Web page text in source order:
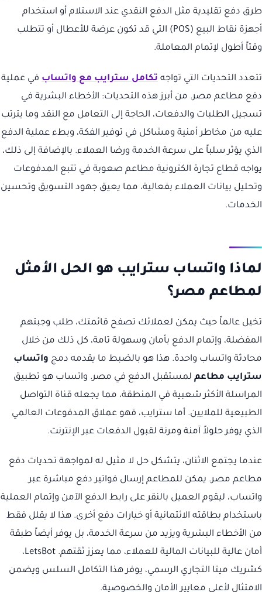
طرق دفع تقليدية مثل الدفع النقدي عند الاستلام أو استخدام
أجهزة نقاط البيع (POS) التي قد تكون عرضة للأعطال أو تتطلب
وقتاً أطول لإتمام المعاملة.
تتعدد التحديات التي تواجه تكامل سترايب مع واتساب في عملية
دفع مطاعم مصر. من أبرز هذه التحديات: الأخطاء البشرية في
تسجيل الطلبات والدفعات، الحاجة إلى التعامل مع النقد وما يترتب
عليه من مخاطر أمنية ومشاكل في توفير الفكة، وبطء عملية الدفع
الذي يؤثر سلباً على سرعة الخدمة ورضا العملاء. بالإضافة إلى ذلك،
يواجه قطاع تجارة الكترونية مطاعم صعوبة في تتبع المدفوعات
وتحليل بيانات العملاء بفعالية، مما يعيق جهود التسويق وتحسين
الخدمات.
لماذا واتساب سترايب هو الحل الأمثل
لمطاعم مصر؟
تخيل عالماً حيث يمكن لعملائك تصفح قائمتك، طلب وجبتهم
المفضلة، وإتمام الدفع بأمان وسهولة تامة، كل ذلك من خلال
محادثة واتساب واحدة. هذا هو بالضبط ما يقدمه دمج واتساب
سترايب مطاعم لمستقبل الدفع في مصر. واتساب هو تطبيق
المراسلة الأكثر شعبية في المنطقة، مما يجعله قناة التواصل
الطبيعية للملايين. أما سترايب، فهو عملاق المدفوعات العالمي
الذي يوفر حلولاً آمنة ومرنة لقبول الدفعات عبر الإنترنت.
عندما يجتمع الاثنان، يتشكل حل لا مثيل له لمواجهة تحديات دفع
مطاعم مصر. يمكن للمطاعم إرسال فواتير دفع مباشرة عبر
واتساب، ليقوم العميل بالنقر على رابط الدفع الآمن وإتمام العملية
باستخدام بطاقته الائتمانية أو خيارات دفع أخرى. هذا لا يقلل فقط
من الأخطاء البشرية ويزيد من سرعة الخدمة، بل يوفر أيضاً طبقة
أمان عالية للبيانات المالية للعملاء، مما يعزز ثقتهم. LetsBot،
كشريك ميتا التجاري الرسمي، يوفر هذا التكامل السلس ويضمن
الامتثال لأعلى معايير الأمان والخصوصية.